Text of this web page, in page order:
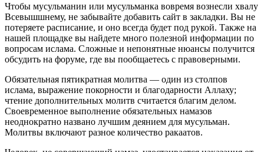
Чтобы мусульманин или мусульманка вовремя вознесли хвалу
Всевышшнему, не забывайте добавить сайт в закладки. Вы не
потеряете расписание, и оно всегда будет под рукой. Также на
нашей площадке вы найдете много полезной информации по
вопросам ислама. Сложные и непонятные нюансы получится
обсудить на форуме, где вы пообщаетесь с правоверными.
Обязательная пятикратная молитва — один из столпов
ислама, выражение покорности и благодарности Аллаху;
чтение дополнительных молитв считается благим делом.
Своевременное выполнение обязательных намазов
неоднократно названо лучшим деянием для мусульман.
Молитвы включают разное количество ракаатов.